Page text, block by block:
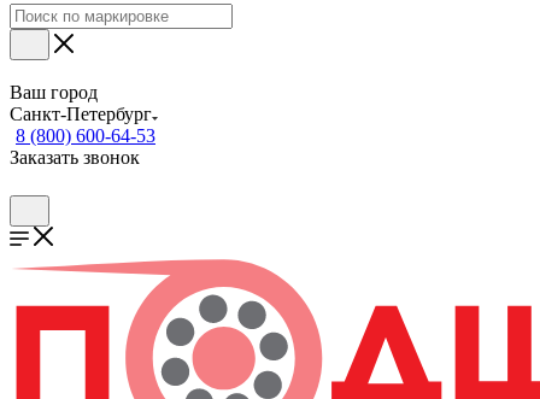
Ваш город
Санкт-Петербург
8 (800) 600-64-53
Заказать звонок